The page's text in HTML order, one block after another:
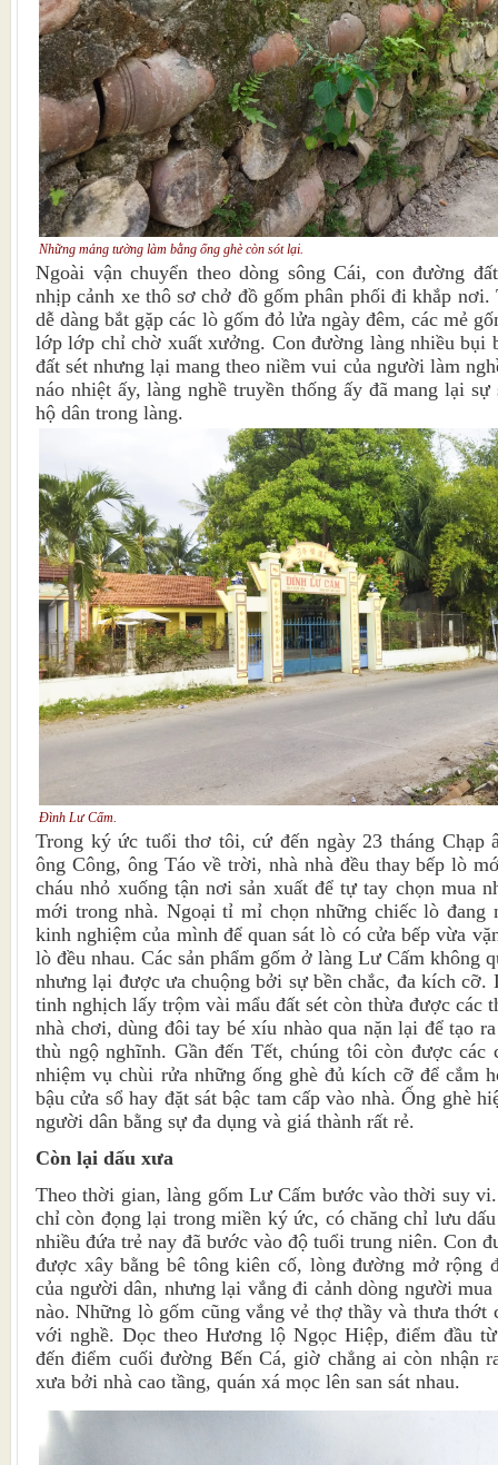
Những mảng tường làm bằng ống ghè còn sót lại.
Ngoài vận chuyển theo dòng sông Cái, con đường
nhịp cảnh xe thô sơ chở đồ gốm phân phối đi khắp nơi.
dễ dàng bắt gặp các lò gốm đỏ lửa ngày đêm, các mẻ
lớp lớp chỉ chờ xuất xưởng. Con đường làng nhiều bụi
đất sét nhưng lại mang theo niềm vui của người làm
náo nhiệt ấy, làng nghề truyền thống ấy đã mang lại
hộ dân trong làng.
Đình Lư Cấm.
Trong ký ức tuổi thơ tôi, cứ đến ngày 23 tháng Chạp
ông Công, ông Táo về trời, nhà nhà đều thay bếp lò
cháu nhỏ xuống tận nơi sản xuất để tự tay chọn mua
mới trong nhà. Ngoại tỉ mỉ chọn những chiếc lò đang
kinh nghiệm của mình để quan sát lò có cửa bếp vừa
lò đều nhau. Các sản phẩm gốm ở làng Lư Cấm không
nhưng lại được ưa chuộng bởi sự bền chắc, đa kích
tinh nghịch lấy trộm vài mẩu đất sét còn thừa được các
nhà chơi, dùng đôi tay bé xíu nhào qua nặn lại để tạo
thù ngộ nghĩnh. Gần đến Tết, chúng tôi còn được
nhiệm vụ chùi rửa những ống ghè đủ kích cỡ để cắm
bậu cửa sổ hay đặt sát bậc tam cấp vào nhà. Ống ghè
người dân bằng sự đa dụng và giá thành rất rẻ.
Còn lại dấu xưa
Theo thời gian, làng gốm Lư Cấm bước vào thời suy
chỉ còn đọng lại trong miền ký ức, có chăng chỉ lưu
nhiều đứa trẻ nay đã bước vào độ tuổi trung niên. Con
được xây bằng bê tông kiên cố, lòng đường mở rộng
của người dân, nhưng lại vắng đi cảnh dòng người
nào. Những lò gốm cũng vắng vẻ thợ thầy và thưa thớt
với nghề. Dọc theo Hương lộ Ngọc Hiệp, điểm đầu
đến điểm cuối đường Bến Cá, giờ chẳng ai còn nhận
xưa bởi nhà cao tầng, quán xá mọc lên san sát nhau.